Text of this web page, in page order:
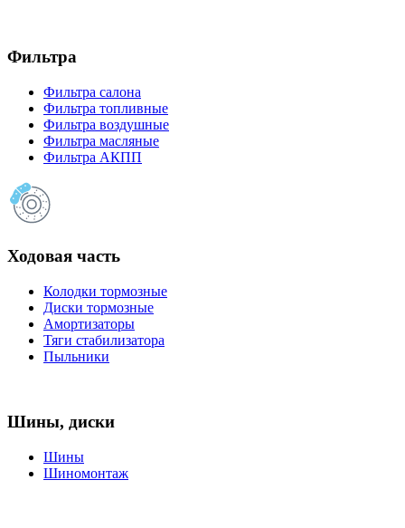
Фильтра
Фильтра салона
Фильтра топливные
Фильтра воздушные
Фильтра масляные
Фильтра АКПП
Ходовая часть
Колодки тормозные
Диски тормозные
Амортизаторы
Тяги стабилизатора
Пыльники
Шины, диски
Шины
Шиномонтаж